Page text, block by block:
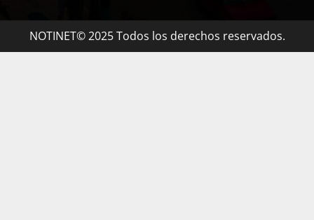
NOTINET© 2025 Todos los derechos reservados.